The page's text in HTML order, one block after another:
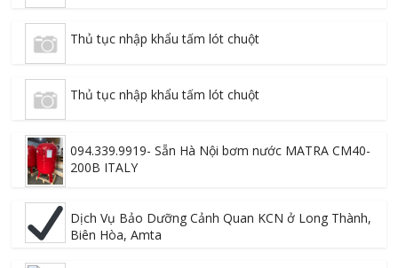
Thủ tục nhập khẩu tấm lót chuột
Thủ tục nhập khẩu tấm lót chuột
094.339.9919- Sẵn Hà Nội bơm nước MATRA CM40-
200B ITALY
Dịch Vụ Bảo Dưỡng Cảnh Quan KCN ở Long Thành,
Biên Hòa, Amta